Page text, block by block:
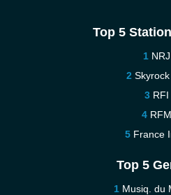
Top 5
NRJ
RFI
RFM
France
Top 5
Musiq. du